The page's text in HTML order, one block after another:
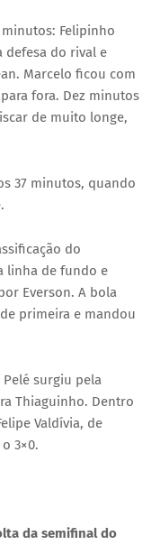
Felipinho
defesa do rival e
Marcelo ficou com
fora. Dez minutos
de muito longe,
37 minutos, quando
do
linha de fundo e
Everson. A bola
primeira e mandou
surgiu pela
Thiaguinho. Dentro
Valdívia, de
3×0.
da semifinal do